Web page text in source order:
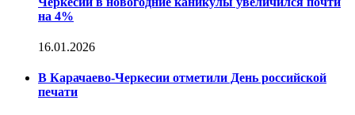
на 4%
16.01.2026
В Карачаево-Черкесии отметили День российской
печати